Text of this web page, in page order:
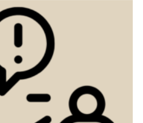
成員制與教會紀律
正體中文
葡萄牙語
羅馬尼亞語
意大利語
土耳其語
塞爾維亞語